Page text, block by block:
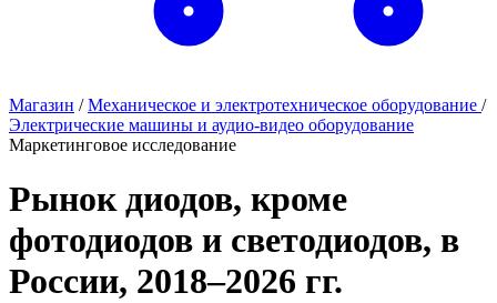
Магазин / Механическое и электротехническое оборудование /
Электрические машины и аудио-видео оборудование
Маркетинговое исследование
Рынок диодов, кроме
фотодиодов и светодиодов, в
России, 2018–2026 гг.